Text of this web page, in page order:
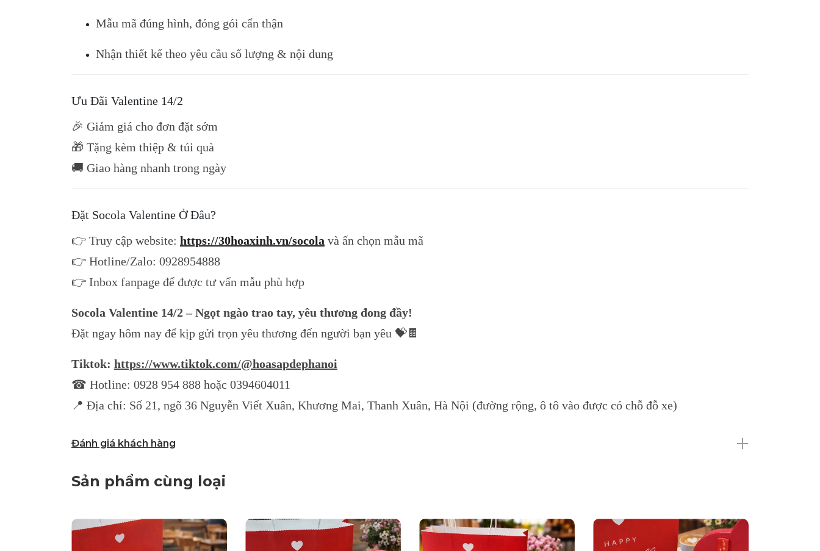
Mẫu mã đúng hình, đóng gói cẩn thận
Nhận thiết kế theo yêu cầu số lượng & nội dung
Ưu Đãi Valentine 14/2
🎉 Giảm giá cho đơn đặt sớm
🎁 Tặng kèm thiệp & túi quà
🚚 Giao hàng nhanh trong ngày
Đặt Socola Valentine Ở Đâu?
👉 Truy cập website: https://30hoaxinh.vn/socola và ấn chọn mẫu mã
👉 Hotline/Zalo: 0928954888
👉 Inbox fanpage để được tư vấn mẫu phù hợp
Socola Valentine 14/2 – Ngọt ngào trao tay, yêu thương đong đầy!
Đặt ngay hôm nay để kịp gửi trọn yêu thương đến người bạn yêu 💝🍫
Tiktok: https://www.tiktok.com/@hoasapdephanoi
☎ Hotline: 0928 954 888 hoặc 0394604011
📍 Địa chỉ: Số 21, ngõ 36 Nguyễn Viết Xuân, Khương Mai, Thanh Xuân, Hà Nội (đường rộng, ô tô vào được có chỗ đỗ xe)
Đánh giá khách hàng
Sản phẩm cùng loại